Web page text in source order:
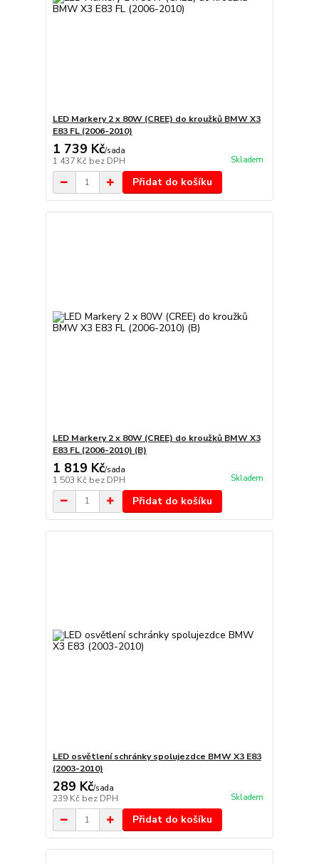
LED Markery 2 x 80W (CREE) do kroužků BMW X3
E83 FL (2006-2010)
1 739 Kč/sada
1 437 Kč bez DPH Skladem
Přidat do košíku
LED Markery 2 x 80W (CREE) do kroužků BMW X3
E83 FL (2006-2010) (B)
1 819 Kč/sada
1 503 Kč bez DPH Skladem
Přidat do košíku
LED osvětlení schránky spolujezdce BMW X3 E83
(2003-2010)
289 Kč/sada
239 Kč bez DPH Skladem
Přidat do košíku